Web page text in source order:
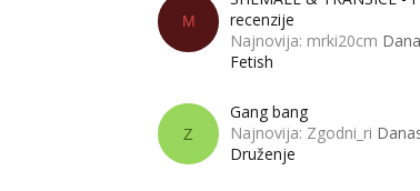
M
recenzije
Najnovija: mrki20cm
Fetish
Z
Gang bang
Najnovija: Zgodni_ri
Druženje